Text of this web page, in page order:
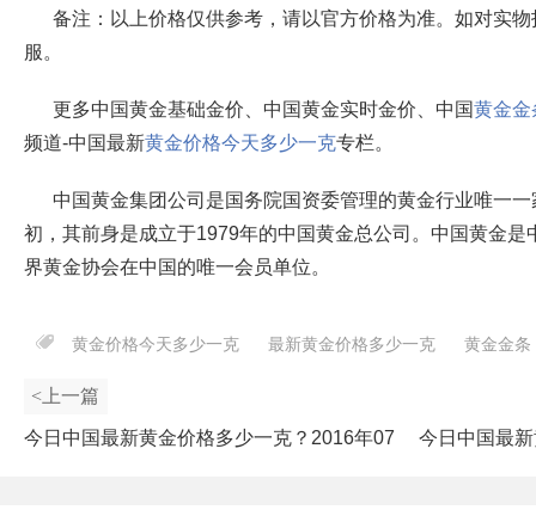
备注：以上价格仅供参考，请以官方价格为准。如对实
服。
更多中国黄金基础金价、中国黄金实时金价、中国黄金金
频道-中国最新黄金价格今天多少一克专栏。
中国黄金集团公司是国务院国资委管理的黄金行业唯一
初，其前身是成立于1979年的中国黄金总公司。中国黄金是
界黄金协会在中国的唯一会员单位。
黄金价格今天多少一克 最新黄金价格多少一克 黄金金条
<上一篇
今日中国最新黄金价格多少一克？2016年07 今日中国最